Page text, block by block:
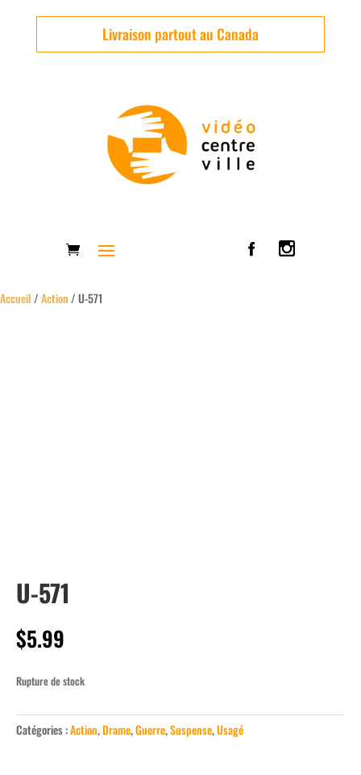
Livraison partout au Canada
Accueil/Action/ U-571
U-571
$5.99
Rupture de stock
Catégories :Action,Drame,Guerre,Suspense,Usagé